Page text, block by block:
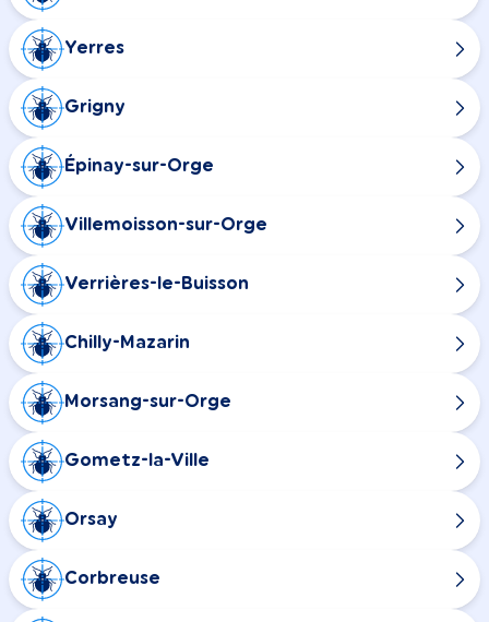
Yerres
Grigny
Épinay-sur-Orge
Villemoisson-sur-Orge
Verrières-le-Buisson
Chilly-Mazarin
Morsang-sur-Orge
Gometz-la-Ville
Orsay
Corbreuse